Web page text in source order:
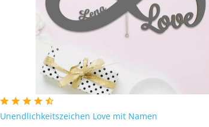
Unendlichkeitszeichen Love mit Namen